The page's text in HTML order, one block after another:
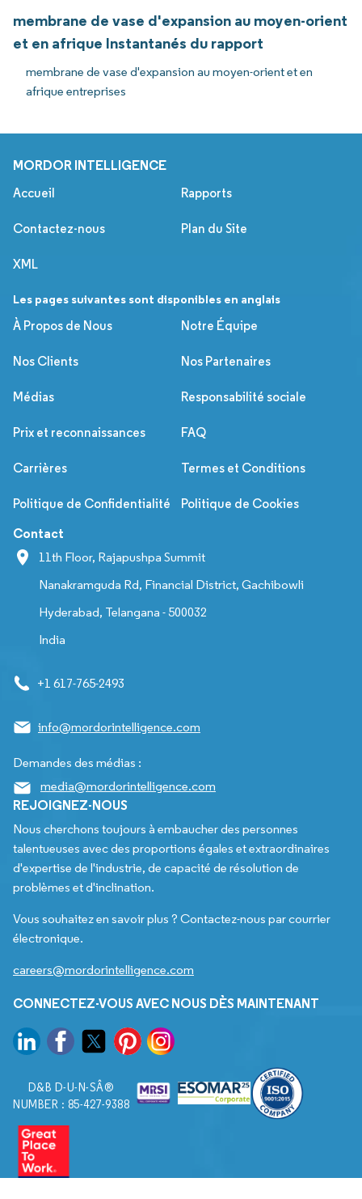
membrane de vase d'expansion au moyen-orient
et en afrique Instantanés du rapport
membrane de vase d'expansion au moyen-orient et en
afrique entreprises
MORDOR INTELLIGENCE
Accueil Rapports
Contactez-nous Plan du Site
XML
Les pages suivantes sont disponibles en anglais
À Propos de Nous
Notre Équipe
Nos Clients Nos Partenaires
Médias Responsabilité sociale
Prix et reconnaissances FAQ
Carrières Termes et Conditions
Politique de Confidentialité Politique de Cookies
Contact
11th Floor, Rajapushpa Summit
Nanakramguda Rd, Financial District, Gachibowli
Hyderabad, Telangana - 500032
India
+1 617-765-2493
info@mordorintelligence.com
Demandes des médias :
media@mordorintelligence.com
REJOIGNEZ-NOUS
Nous cherchons toujours à embaucher des personnes
talentueuses avec des proportions égales et extraordinaires
d'expertise de l'industrie, de capacité de résolution de
problèmes et d'inclination.
Vous souhaitez en savoir plus ? Contactez-nous par courrier
électronique.
careers@mordorintelligence.com
CONNECTEZ-VOUS AVEC NOUS DÈS MAINTENANT
D&B D-U-N-SÂ®
NUMBER : 85-427-9388